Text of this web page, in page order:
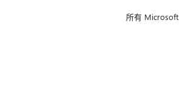
所有 Microsoft